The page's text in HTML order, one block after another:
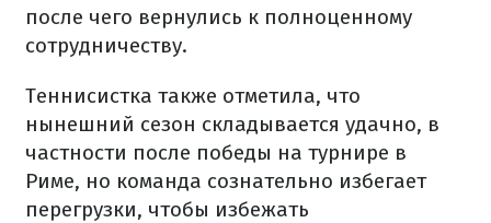
после чего вернулись к полноценному
сотрудничеству.
Теннисистка также отметила, что
нынешний сезон складывается удачно, в
частности после победы на турнире в
Риме, но команда сознательно избегает
перегрузки, чтобы избежать